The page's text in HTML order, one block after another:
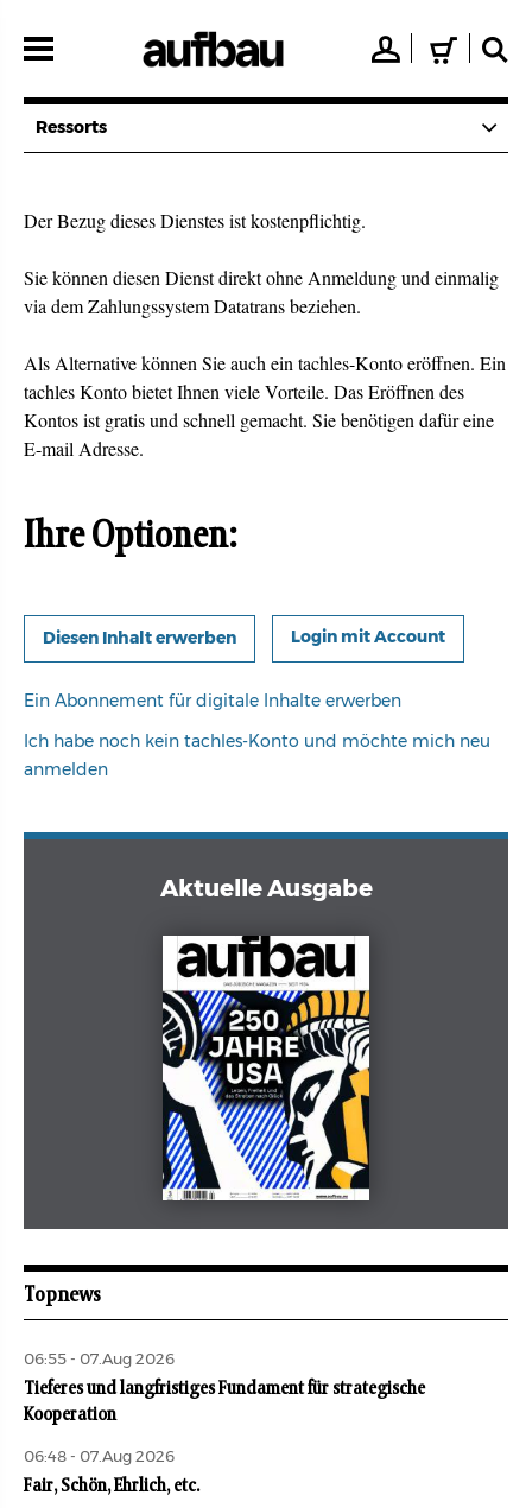
zum
👤 🛒 🔍
Ressorts
Der Bezug dieses Dienstes ist kostenpflichtig.
Sie können diesen Dienst direkt ohne Anmeldung und einmalig
via dem Zahlungssystem Datatrans beziehen.
Als Alternative können Sie auch ein tachles-Konto eröffnen. Ein
tachles Konto bietet Ihnen viele Vorteile. Das Eröffnen des
Kontos ist gratis und schnell gemacht. Sie benötigen dafür eine
E-mail Adresse.
Ihre Optionen:
Login mit Account
Ein Abonnement für digitale Inhalte erwerben
Ich habe noch kein tachles-Konto und möchte mich neu
anmelden
Aktuelle Ausgabe
aufbau
Topnews
06:55 - 07.Aug 2026
Tieferes und langfristiges Fundament für strategische
Kooperation
06:48 - 07.Aug 2026
Fair, Schön, Ehrlich, etc.